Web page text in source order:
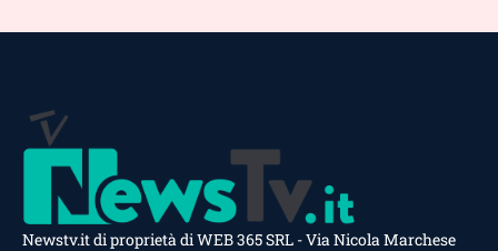
Newstv.it di proprietà di WEB 365 SRL - Via Nicola Marchese